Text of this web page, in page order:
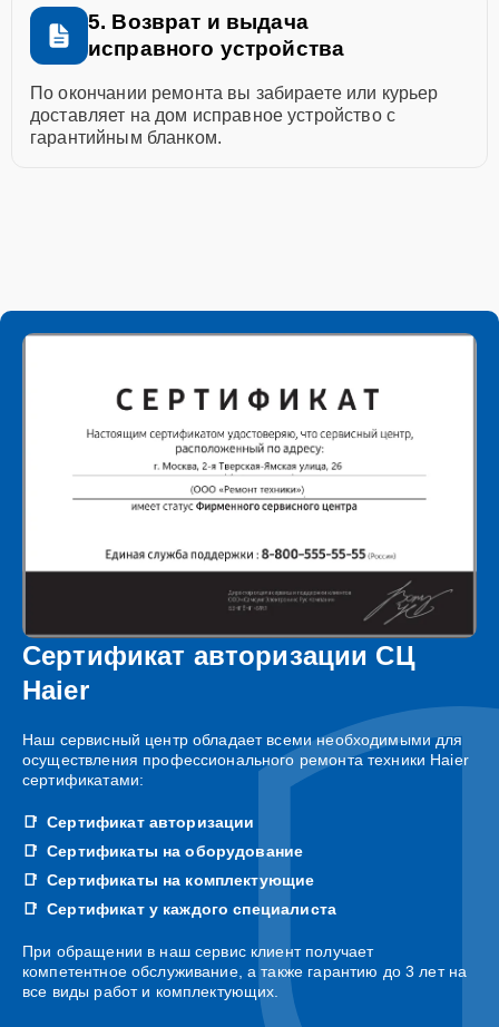
5. Возврат и выдача
исправного устройства
По окончании ремонта вы забираете или курьер
доставляет на дом исправное устройство с
гарантийным бланком.
Сертификат авторизации СЦ
Haier
Наш сервисный центр обладает всеми необходимыми для
осуществления профессионального ремонта техники Haier
сертификатами:
Сертификат авторизации
Сертификаты на оборудование
Сертификаты на комплектующие
Сертификат у каждого специалиста
При обращении в наш сервис клиент получает
компетентное обслуживание, а также гарантию до 3 лет на
все виды работ и комплектующих.